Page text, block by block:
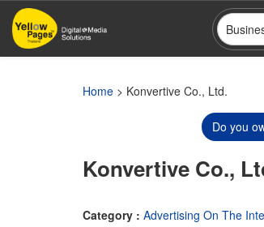
Skip
main
Home > Konvertive Co., Ltd.
Do you
Konvertive Co.,
Category : Advertising On The